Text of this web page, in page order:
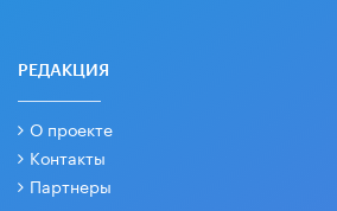
РЕДАКЦИЯ
О проекте
Контакты
Партнеры